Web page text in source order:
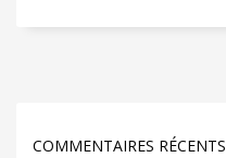
COMMENTAIRES RÉCENTS